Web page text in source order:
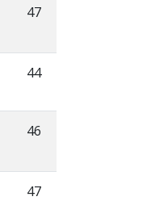
47
44
46
47